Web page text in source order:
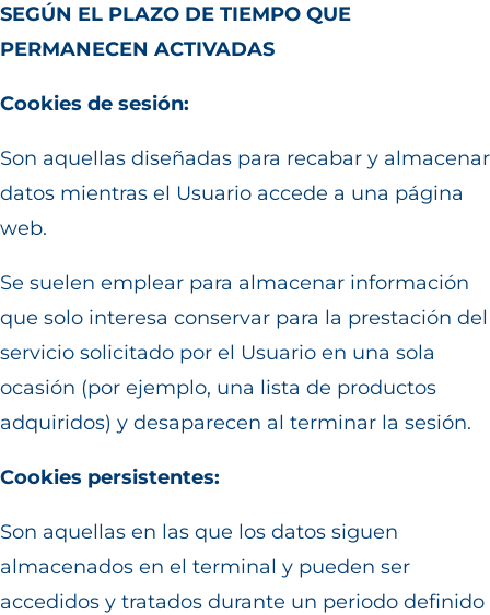
SEGÚN EL PLAZO DE TIEMPO QUE
PERMANECEN ACTIVADAS
Cookies de sesión:
Son aquellas diseñadas para recabar y almacenar
datos mientras el Usuario accede a una página
web.
Se suelen emplear para almacenar información
que solo interesa conservar para la prestación del
servicio solicitado por el Usuario en una sola
ocasión (por ejemplo, una lista de productos
adquiridos) y desaparecen al terminar la sesión.
Cookies persistentes:
Son aquellas en las que los datos siguen
almacenados en el terminal y pueden ser
accedidos y tratados durante un periodo definido